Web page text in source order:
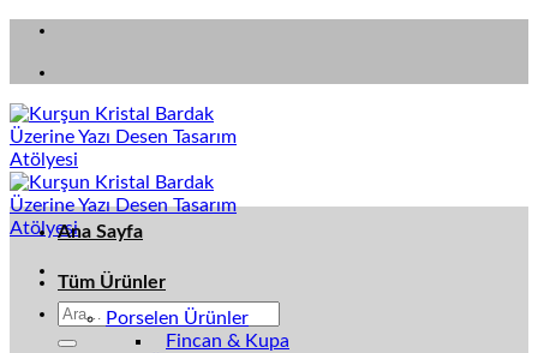
Skip
content
Ana Sayfa
Tüm Ürünler
Porselen Ürünler
Fincan & Kupa